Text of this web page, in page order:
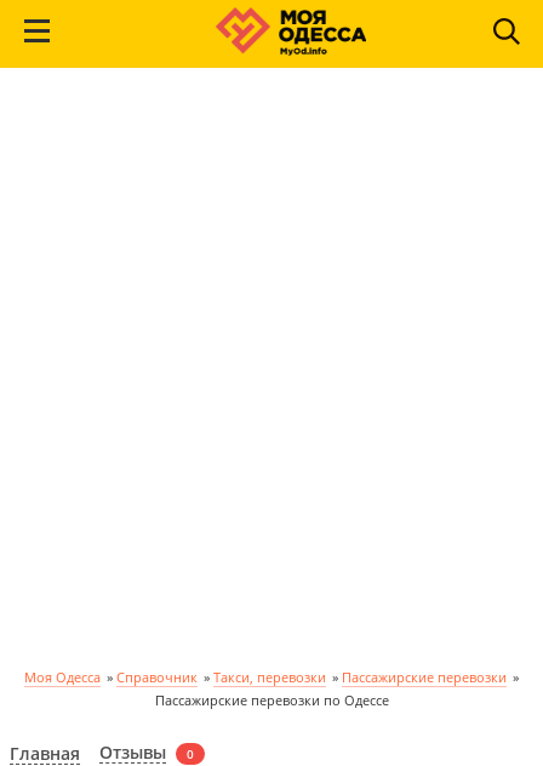
Моя Одесса » Справочник » Такси, перевозки » Пассажирские перевозки »
Пассажирские перевозки по Одессе
Главная Отзывы 0